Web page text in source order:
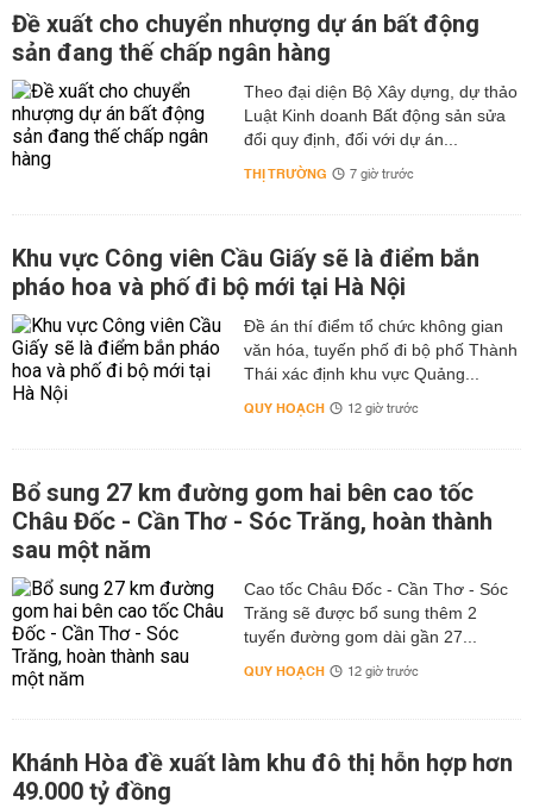
Đề xuất cho chuyển nhượng dự án bất động
sản đang thế chấp ngân hàng
Theo đại diện Bộ Xây dựng, dự thảo
Luật Kinh doanh Bất động sản sửa
đổi quy định, đối với dự án...
THỊ TRƯỜNG 7 giờ trước
Khu vực Công viên Cầu Giấy sẽ là điểm bắn
pháo hoa và phố đi bộ mới tại Hà Nội
Đề án thí điểm tổ chức không gian
văn hóa, tuyến phố đi bộ phố Thành
Thái xác định khu vực Quảng...
QUY HOẠCH 12 giờ trước
Bổ sung 27 km đường gom hai bên cao tốc
Châu Đốc - Cần Thơ - Sóc Trăng, hoàn thành
sau một năm
Cao tốc Châu Đốc - Cần Thơ - Sóc
Trăng sẽ được bổ sung thêm 2
tuyến đường gom dài gần 27...
QUY HOẠCH 12 giờ trước
Khánh Hòa đề xuất làm khu đô thị hỗn hợp hơn
49.000 tỷ đồng